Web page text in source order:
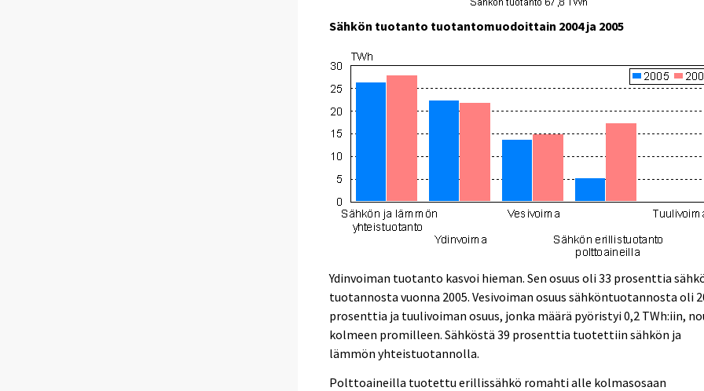
Sähkön tuotanto tuotantomuodoittain 2004 ja 2005
Ydinvoiman tuotanto kasvoi hieman. Sen osuus oli 33 prosenttia
tuotannosta vuonna 2005. Vesivoiman osuus sähköntuotannosta oli
prosenttia ja tuulivoiman osuus, jonka määrä pyöristyi 0,2 TWh:iin,
kolmeen promilleen. Sähköstä 39 prosenttia tuotettiin sähkön ja
lämmön yhteistuotannolla.
Polttoaineilla tuotettu erillissähkö romahti alle kolmasosaan